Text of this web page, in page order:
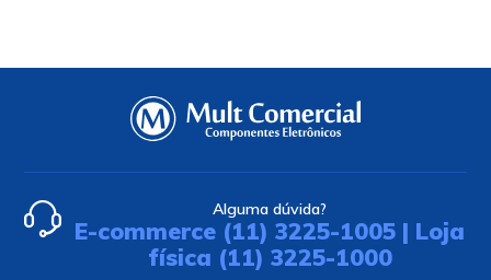
Alguma dúvida?
E-commerce (11) 3225-1005 | Loja
física (11) 3225-1000